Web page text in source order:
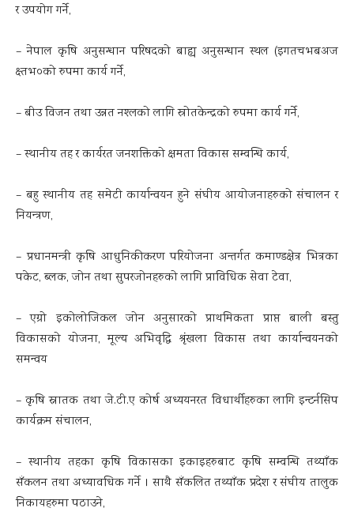
र उपयोग गर्ने,
– नेपाल कृषि अनुसन्धान परिषदको बाह्य अनुसन्धान स्थल (इगतचभबअज
क्ष्तभ०को रुपमा कार्य गर्ने,
– बीउ विजन तथा उन्नत नश्लको लागि स्रोतकेन्द्रको रुपमा कार्य गर्ने,
– स्थानीय तह र कार्यरत जनशक्तिको क्षमता विकास सम्वन्धि कार्य,
– बहु स्थानीय तह समेटी कार्यान्वयन हुने संघीय आयोजनाहरुको संचालन र
नियन्त्रण,
– प्रधानमन्त्री कृषि आधुनिकीकरण परियोजना अन्तर्गत कमाण्डक्षेत्र भित्रका
पकेट, ब्लक, जोन तथा सुपरजोनहरुको लागि प्राविधिक सेवा टेवा,
– एग्रो इकोलोजिकल जोन अनुसारको प्राथमिकता प्राप्त बाली बस्तु
विकासको योजना, मूल्य अभिवृद्धि श्रृंखला विकास तथा कार्यान्वयनको
समन्वय
– कृषि स्नातक तथा जे.टी.ए कोर्ष अध्ययनरत विधार्थीहरुका लागि इन्टर्नसिप
कार्यक्रम संचालन,
– स्थानीय तहका कृषि विकासका इकाइहरुबाट कृषि सम्वन्धि तथ्याँक
सँकलन तथा अध्यावधिक गर्ने । साथै सँकलित तथ्याँक प्रदेश र संघीय तालुक
निकायहरुमा पठाउने,